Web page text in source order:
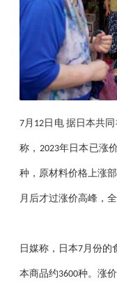
四川省
政法网事
7 月 12日电 据日本共
称， 2023年日本已涨
种，原材料价格上涨
月后才过涨价高峰，
日媒称，日本7 月份的
本商品约3600种。涨